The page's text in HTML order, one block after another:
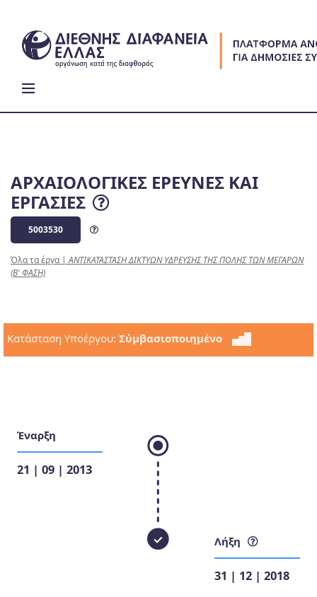
content
ΑΡΧΑΙΟΛΟΓΙΚΕΣ ΕΡΕΥΝΕΣ ΚΑΙ
ΕΡΓΑΣΙΕΣ
5003530
Όλα τα έργα|ΑΝΤΙΚΑΤΑΣΤΑΣΗ ΔΙΚΤΥΩΝ ΥΔΡΕΥΣΗΣ ΤΗΣ ΠΟΛΗΣ ΤΩΝ ΜΕΓΑΡΩΝ
(Β' ΦΑΣΗ)
Κατάσταση Υποέργου: Σύμβασιοποιημένο
Έναρξη
21 | 09 | 2013
Λήξη
31 | 12 | 2018